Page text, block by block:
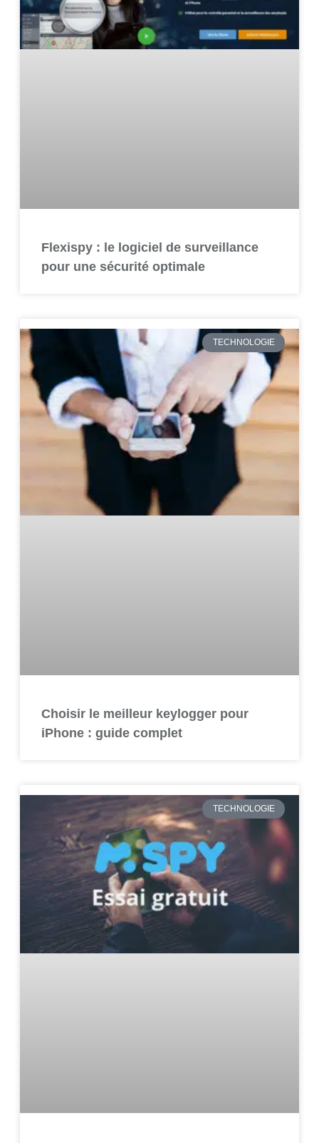
Flexispy : le logiciel de surveillance
pour une sécurité optimale
TECHNOLOGIE
Choisir le meilleur keylogger pour
iPhone : guide complet
TECHNOLOGIE